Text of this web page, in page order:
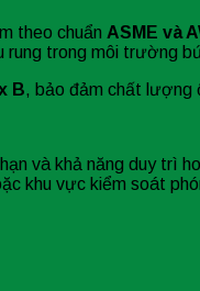
theo chuẩn ASME và
trong môi trường
B, bảo đảm chất lượng
và khả năng duy trì
khu vực kiểm soát